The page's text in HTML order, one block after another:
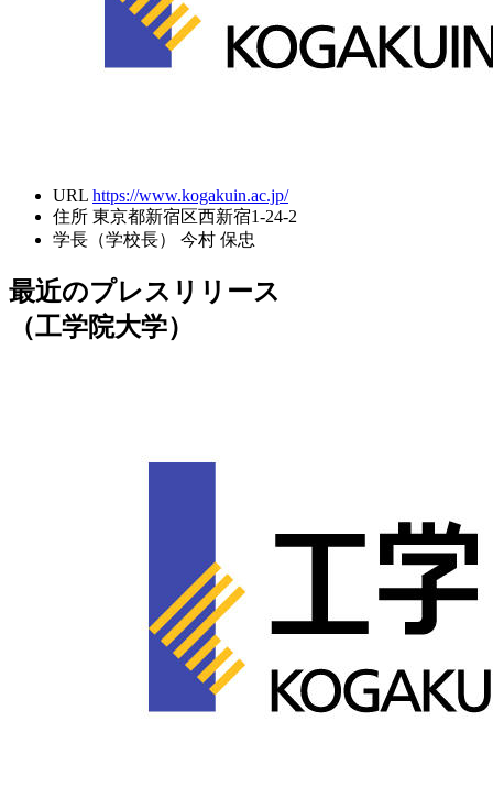
URL https://www.kogakuin.ac.jp/
住所 東京都新宿区西新宿1-24-2
学長（学校長）
今村 保忠
最近のプレスリリース
（工学院大学）